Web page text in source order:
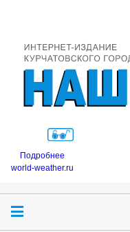
Подробнее
world-weather.ru